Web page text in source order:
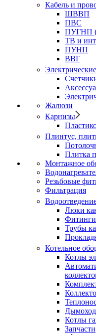
Кабель и
ШВВП
ПВС
ПУГНП
ТВ и
ПУНП
ВВГ
Жалюзи
Карнизы
Плинтус,
Плитка
Монтажное
Резьбовые
Фильтрация
Люки
Фитинги
Трубы
Котельное
Котлы
Котлы
Запчасти